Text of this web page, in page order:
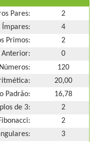
Pares:
2
Ímpares:
4
Primos:
2
Anterior:
0
120
20,00
Padrão:
16,78
de 3:
2
2
3